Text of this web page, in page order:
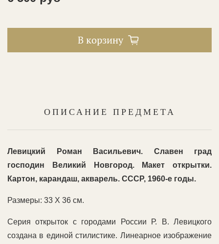
В корзину
ОПИСАНИЕ ПРЕДМЕТА
Левицкий Роман Васильевич. Славен град
господин Великий Новгород. Макет открытки.
Картон, карандаш, акварель. СССР, 1960-е годы.
Размеры: 33 Х 36 см.
Серия открыток с городами России Р. В. Левицкого
создана в единой стилистике. Линеарное изображение